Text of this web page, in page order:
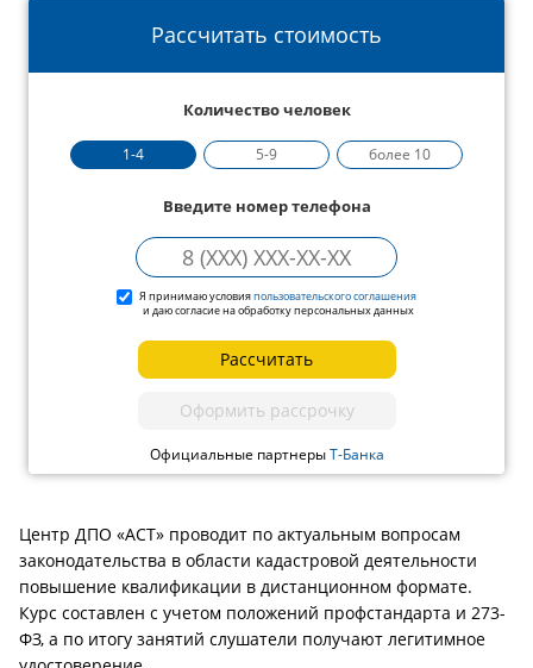
Рассчитать стоимость
Количество человек
1-4 5-9 более 10
Введите номер телефона
Я принимаю условияпользовательского соглашения
и даю согласие на обработку персональных данных
Рассчитать
Оформить рассрочку
Официальные партнерыТ-Банка
Центр ДПО «АСТ» проводит по актуальным вопросам
законодательства в области кадастровой деятельности
повышение квалификации в дистанционном формате.
Курс составлен с учетом положений профстандарта и 273-
ФЗ, а по итогу занятий слушатели получают легитимное